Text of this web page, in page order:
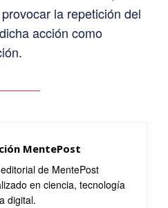
la repetición del
acción como
MentePost
de MentePost
en ciencia, tecnología
digital.